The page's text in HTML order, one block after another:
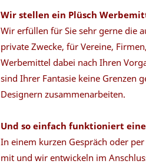
Wir stellen ein Plüsch
Wir erfüllen für Sie sehr gerne die
private Zwecke, für Vereine,
Werbemittel dabei nach Ihren
sind Ihrer Fantasie keine Grenzen
Designern zusammenarbeiten.
Und so einfach funktioniert
In einem kurzen Gespräch oder
mit und wir entwickeln im